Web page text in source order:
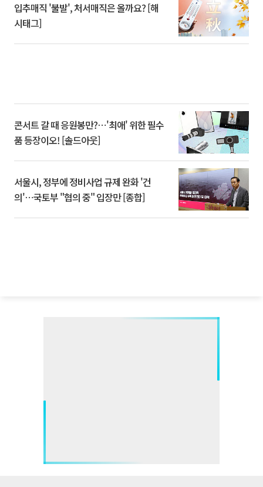
입추매직 '불발', 처서매직은 올까요? [해
시태그]
콘서트 갈 때 응원봉만?⋯'최애' 위한 필수
품 등장이오! [솔드아웃]
서울시, 정부에 정비사업 규제 완화 '건
의'⋯국토부 "협의 중" 입장만 [종합]